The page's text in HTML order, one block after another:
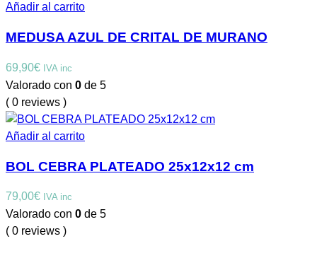
Añadir al carrito
MEDUSA AZUL DE CRITAL DE MURANO
69,90€ IVA inc
Valorado con 0 de 5
( 0 reviews )
Añadir al carrito
BOL CEBRA PLATEADO 25x12x12 cm
79,00€ IVA inc
Valorado con 0 de 5
( 0 reviews )